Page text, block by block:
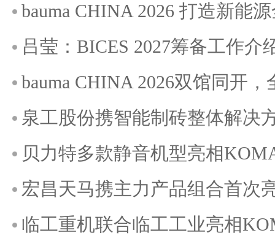
bauma CHINA 2026 打造新能
吕莹：BICES 2027筹备工作介
bauma CHINA 2026双馆同开
泉工股份携智能制砖整体解决
贝力特多款静音机型亮相
宏昌天马携主力产品组合首次
临工重机联合临工工业亮相